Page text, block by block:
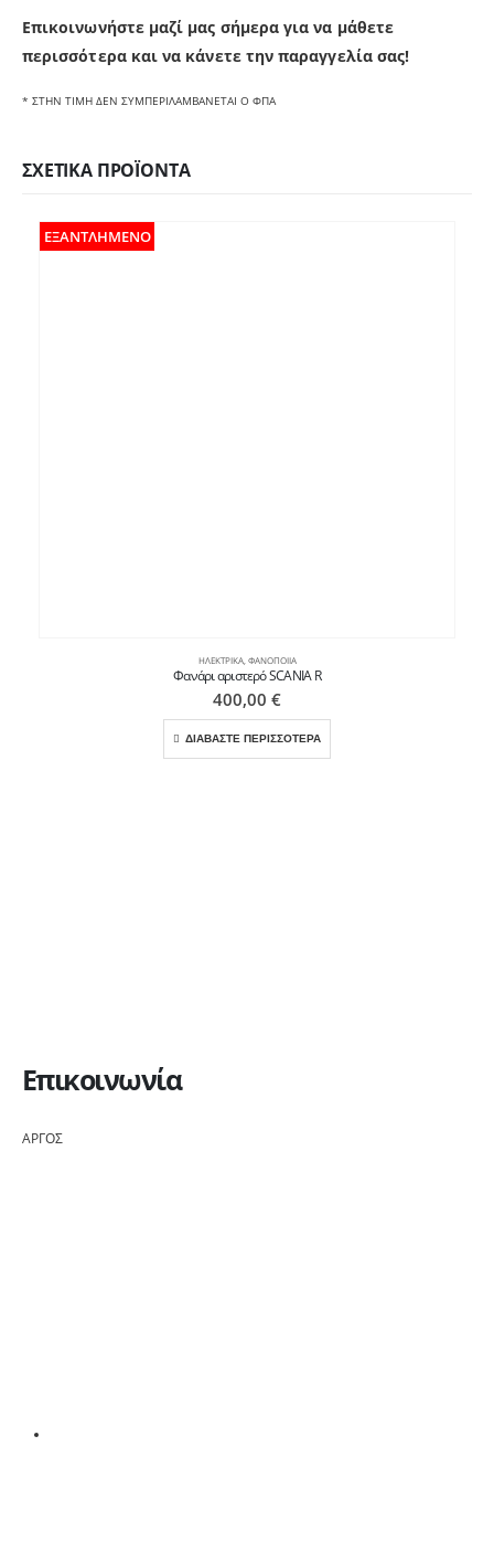
Επικοινωνήστε μαζί μας σήμερα για να μάθετε
περισσότερα και να κάνετε την παραγγελία σας!
* ΣΤΗΝ ΤΙΜΗ ΔΕΝ ΣΥΜΠΕΡΙΛΑΜΒΑΝΕΤΑΙ Ο ΦΠΑ
ΣΧΕΤΙΚΆ ΠΡΟΪΌΝΤΑ
ΕΞΑΝΤΛΗΜΈΝΟ
ΗΛΕΚΤΡΙΚΆ, ΦΑΝΟΠΟΙΊΑ
Φανάρι αριστερό SCANIA R
400,00 €
ΔΙΑΒΑΣΤΕ ΠΕΡΙΣΣΟΤΕΡΑ
Επικοινωνία
ΑΡΓΟΣ